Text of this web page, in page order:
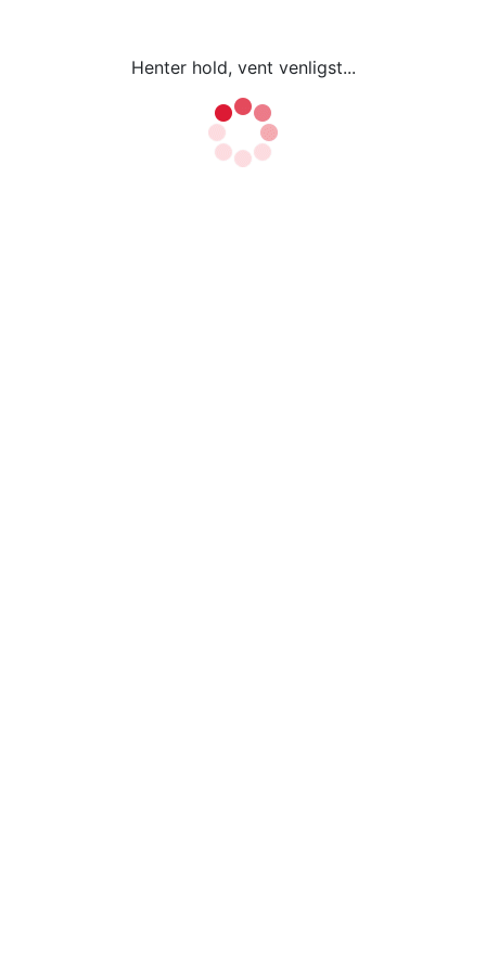
Henter hold, vent venligst...